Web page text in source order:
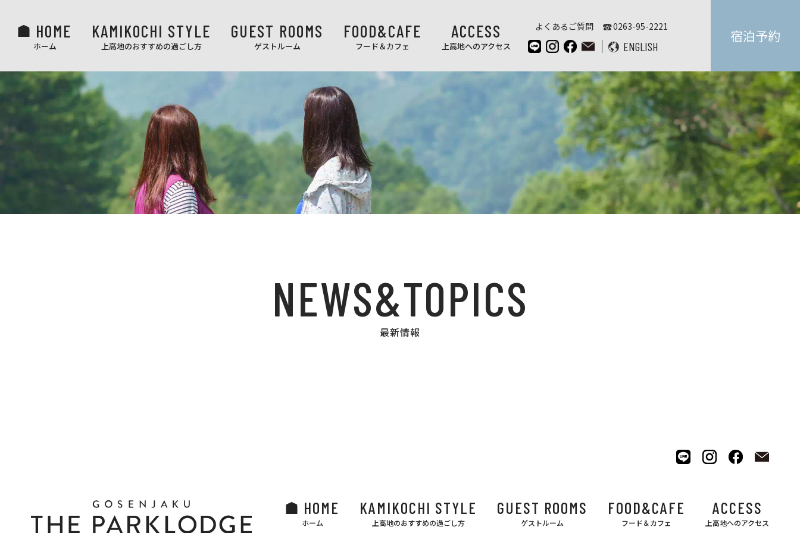
HOME
ホーム
KAMIKOCHI STYLE
上高地のおすすめの過ごし方
GUEST ROOMS
ゲストルーム
FOOD&CAFE
フード＆カフェ
ACCESS
上高地へのアクセス
よくあるご質問 0263-95-2221
ENGLISH
宿泊予約
NEWS&TOPICS
最新情報
HOME
ホーム
KAMIKOCHI STYLE
上高地のおすすめの過ごし方
GUEST ROOMS
ゲストルーム
FOOD&CAFE
フード＆カフェ
ACCESS
上高地へのアクセス